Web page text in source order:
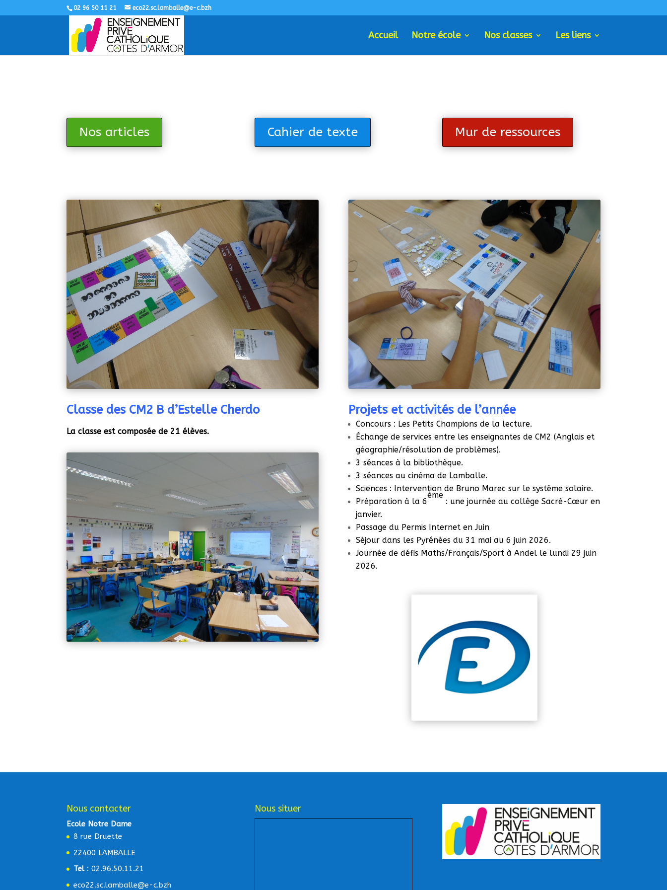
02 96 50 11 21 eco22.sc.lamballe@e-c.bzh
Accueil Notre école Nos classes Les liens
Nos articles Cahier de texte Mur de ressources
Classe des CM2 B d’Estelle Cherdo
La classe est composée de 21 élèves.
Projets et activités de l’année
Concours : Les Petits Champions de la lecture.
Échange de services entre les enseignantes de CM2 (Anglais et
géographie/résolution de problèmes).
3 séances à la bibliothèque.
3 séances au cinéma de Lamballe.
Sciences : Intervention de Bruno Marec sur le système solaire.
Préparation à la 6
ème
: une journée au collège Sacré-Cœur en
janvier.
Passage du Permis Internet en Juin
Séjour dans les Pyrénées du 31 mai au 6 juin 2026.
Journée de défis Maths/Français/Sport à Andel le lundi 29 juin
2026.
Nous contacter
Ecole Notre Dame
8 rue Druette
22400 LAMBALLE
Tel: 02.96.50.11.21
eco22.sc.lamballe@e-c.bzh
Nous situer